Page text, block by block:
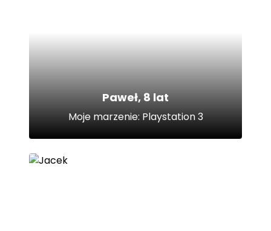
Paweł, 8 lat
Moje marzenie: Playstation 3